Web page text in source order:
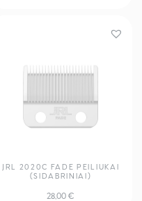
JRL 2020C FADE PEILIUKAI
(SIDABRINIAI)
28,00€